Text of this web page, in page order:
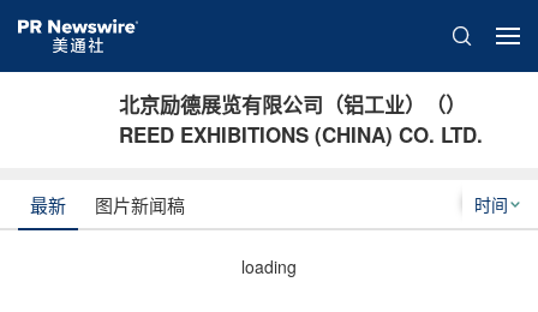
北京励德展览有限公司（铝工业）（）
REED EXHIBITIONS (CHINA) CO. LTD.
时间
最新 图片新闻稿
loading